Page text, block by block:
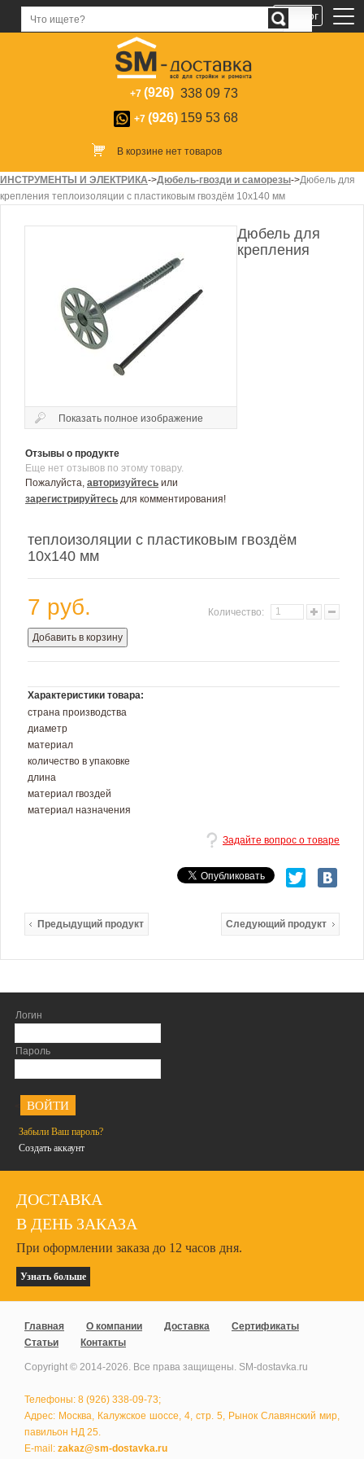
+7 (926) 338 09 73
+7 (926) 159 53 68
В корзине нет товаров
Логин
Пароль
Забыли Ваш пароль?
Создать аккаунт
ДОСТАВКА
В ДЕНЬ ЗАКАЗА
При оформлении заказа до 12 часов дня.
Узнать больше
ИНСТРУМЕНТЫ И ЭЛЕКТРИКА->Дюбель-гвозди и саморезы->Дюбель для
крепления теплоизоляции с пластиковым гвоздём 10х140 мм
Показать полное изображение
Отзывы о продукте
Еще нет отзывов по этому товару.
Пожалуйста, авторизуйтесь или
зарегистрируйтесь для комментирования!
Дюбель для
крепления
теплоизоляции с пластиковым гвоздём
10х140 мм
7 руб. Количество:
Добавить в корзину
Характеристики товара:
страна производства
диаметр
материал
количество в упаковке
длина
материал гвоздей
материал назначения
Задайте вопрос о товаре
Предыдущий продукт Следующий продукт
Главная О компании Доставка
Сертификаты
Статьи
Контакты
Copyright © 2014-2026. Все права защищены. SM-dostavka.ru
Телефоны: 8 (926) 338-09-73;
Адрес: Москва, Калужское шоссе, 4, стр. 5, Рынок Славянский мир,
павильон НД 25.
E-mail: zakaz@sm-dostavka.ru
Каталог